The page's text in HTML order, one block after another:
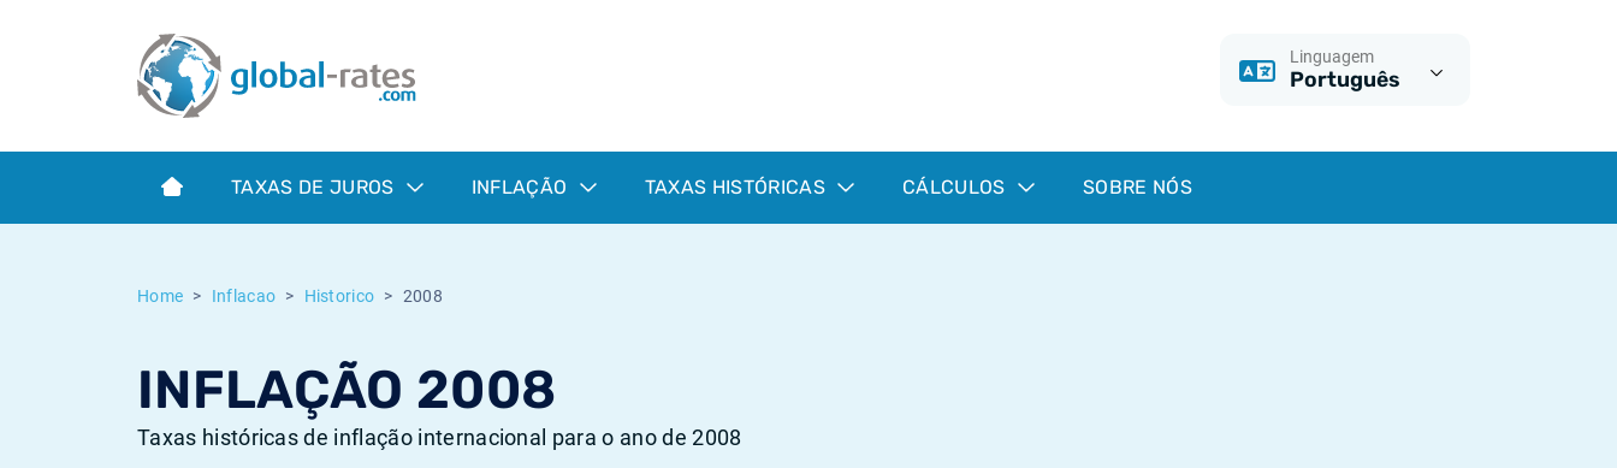
Linguagem
Português
TAXAS DE JUROS INFLAÇÃO TAXAS HISTÓRICAS CÁLCULOS SOBRE NÓS
Home Inflacao Historico 2008
INFLAÇÃO 2008
Taxas históricas de inflação internacional para o ano de 2008
Term SOFR
O que é a inflação do IPC?
O que é a inflação do IHPC?
Taxas Euribor históricas
Taxas ESTER históricas
Taxas de inflação históricas
Calculadora de inflação